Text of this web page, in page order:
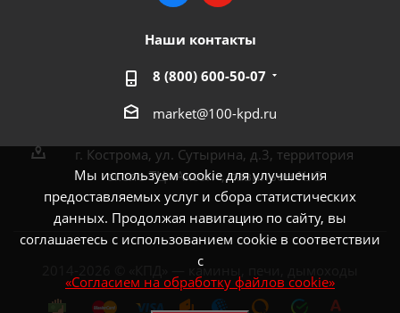
Мы используем cookie для улучшения
предоставляемых услуг и сбора статистических
данных. Продолжая навигацию по сайту, вы
соглашаетесь с использованием cookie в соответствии
с
«Согласием на обработку файлов cookie»
Наши контакты
8 (800) 600-50-07
market@100-kpd.ru
г. Кострома, ул. Сутырина, д.3, территория
около ТЦ «Аксон», павильон № 3
2014-2026 © «КПД» — камины, печи, дымоходы